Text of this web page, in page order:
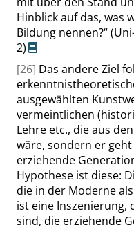
Hinblick auf das, was
Bildung nennen?“
2)
[26] Das andere Ziel
ausgewählten
vermeintlichen
Lehre etc., die aus
wäre, sondern er
erziehende
Hypothese ist diese:
die in der Moderne als
ist eine Inszenierung,
sind, die erziehende